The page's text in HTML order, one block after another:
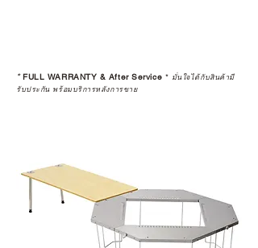
ในอุปกรณ์ที่คุณรัก มีคุณค่าอย่าง
เพื่อให้คุณได้รับทั้งสินค้า และ
ประสบการณ์ที่สมบูรณ์แบบในระยะ
อ่านต่อเรื่องการรับประกันสินค้าได้
*FULL WARRANTY & After Service * มั่นใจได้กับสินค้ามี
รับประกัน พร้อมบริการหลังการขาย